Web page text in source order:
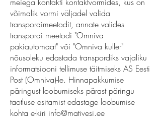
võimalik vormi väljadel valida
transpordimeetodit, annate valides
transpordi meetodi "Omniva
pakiautomaat" või "Omniva kuller"
nõusoleku edastada transpordiks vajaliku
informatsiooni tellimuse täitmiseks AS Eesti
Post (Omniva)-le. Hinnapakkumise
päringust loobumiseks pärast päringu
taotluse esitamist edastage loobumise
kohta e-kiri info@mativesi.ee